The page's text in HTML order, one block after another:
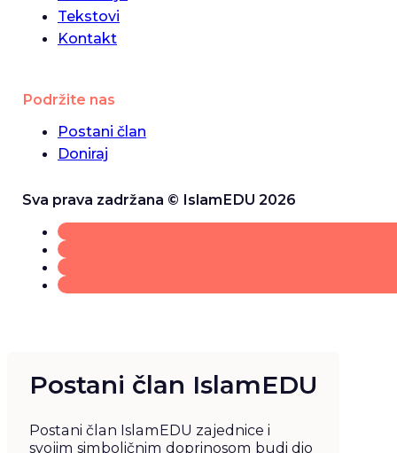
Tekstovi
Kontakt
Podržite nas
Postani član
Doniraj
Sva prava zadržana © IslamEDU 2026
Postani član IslamEDU
Postani član IslamEDU zajednice i
svojim simboličnim doprinosom budi dio